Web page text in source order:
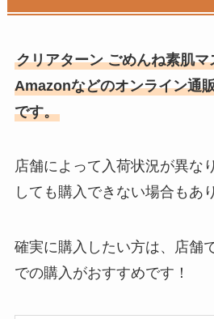
クリアターン ごめんね素肌
Amazonなどのオンライン通
です。
店舗によって入荷状況が異な
しても購入できない場合もあ
確実に購入したい方は、店舗
での購入がおすすめです！